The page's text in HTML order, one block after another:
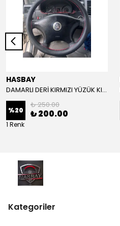
HASBAY
DAMARLI DERİ KIRMIZI YÜZÜK KIRMIZI DİKİŞLİ VW CRAFTER İÇİN İP İĞNE DAHİL
%20
₺ 250.00
₺ 200.00
1 Renk
Kategoriler